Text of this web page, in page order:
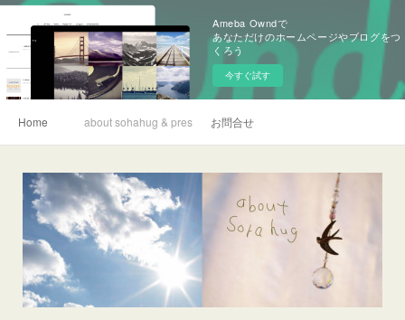
Ameba Owndで
あなただけのホームページやブログをつ
くろう
今すぐ試す
Home about sohahug & press お問合せ